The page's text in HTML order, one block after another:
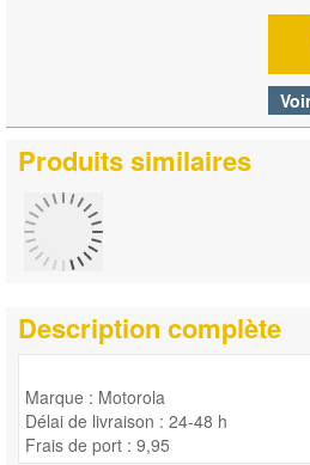
Produits similaires
Description complète
Marque : Motorola
Délai de livraison : 24-48 h
Frais de port : 9,95